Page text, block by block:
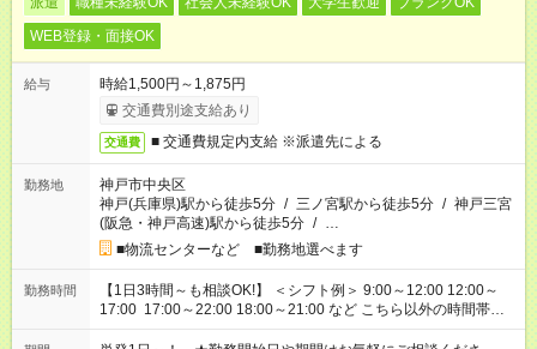
WEB登録・面接OK
給与
時給1,500円～1,875円
交通費別途支給あり
交通費 ■ 交通費規定内支給 ※派遣先による
勤務地
神戸市中央区
神戸(兵庫県)駅から徒歩5分 / 三ノ宮駅から徒歩5分 / 神戸三宮
(阪急・神戸高速)駅から徒歩5分 / …
■物流センターなど ■勤務地選べます
勤務時間
【1日3時間～も相談OK!】 ＜シフト例＞ 9:00～12:00 12:00～
17:00 17:00～22:00 18:00～21:00 など こちら以外の時間帯も
お気軽にご相談ください！